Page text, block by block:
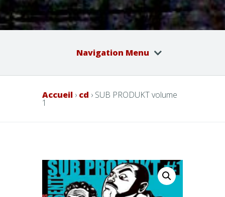
Navigation Menu
Accueil › cd › SUB PRODUKT volume
1